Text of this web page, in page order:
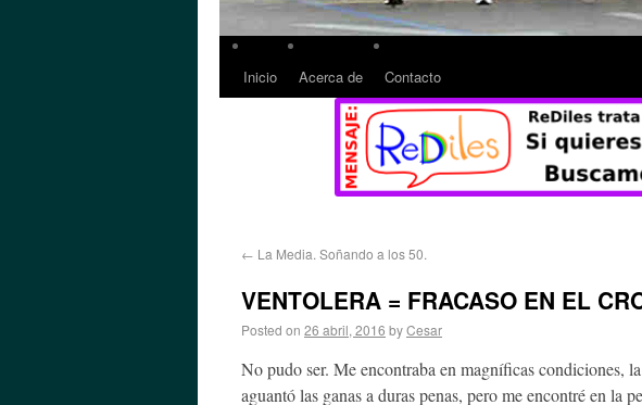
Inicio Acerca de Contacto
← La Media. Soñando a los 50.
VENTOLERA = FRACASO EN EL
Posted on 26 abril, 2016 byCesar
No pudo ser. Me encontraba en magníficas condiciones,
aguantó las ganas a duras penas, pero me encontré en la